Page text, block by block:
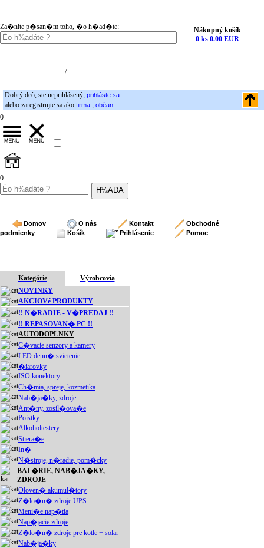
Za�nite p�san�m toho, �o h�ad�te:
Nákupný košík
0 ks 0.00 EUR
/
Dobrý deò, ste neprihlásený, prihláste sa
alebo zaregistrujte sa ako firma obèan
0
0
Domov O nás Kontakt
Obchodné
podmienky
Košík Prihlásenie Pomoc
Kategórie
Výrobcovia
NOVINKY
AKCIOVé PRODUKTY
!! N�RADIE - V�PREDAJ !!
!! REPASOVAN� PC !!
AUTODOPLNKY
C�vacie senzory a kamery
LED denn� svietenie
�iarovky
ISO konektory
Ch�mia, spreje, kozmetika
Nab�ja�ky, zdroje
Ant�ny, zosil�ova�e
Poistky
Alkoholtestery
Stiera�e
In�
N�stroje, n�radie, pom�cky
BAT�RIE, NAB�JA�KY,
ZDROJE
Oloven� akumul�tory
Z�lo�n� zdroje UPS
Meni�e nap�tia
Nap�jacie zdroje
Z�lo�n� zdroje pre kotle + solar
Nab�ja�ky